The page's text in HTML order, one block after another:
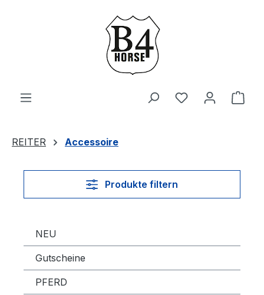
Zum Hauptinhalt springen
Du hast 0
REITER Accessoire
Produkte filtern
NEU
Gutscheine
PFERD